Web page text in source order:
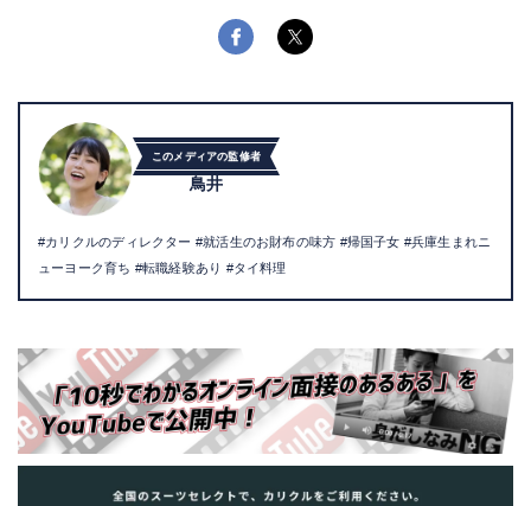
このメディアの監修者
鳥井
#カリクルのディレクター #就活生のお財布の味方 #帰国子女 #兵庫生まれニ
ューヨーク育ち #転職経験あり #タイ料理